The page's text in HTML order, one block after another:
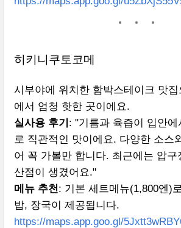
히키니쿠토코메
시부야에 위치한 함박스테이크 맛
에서 엄청 핫한 곳이에요.
실사용 후기 : "기름과 육즙이 입안
로 직관적인 맛이에요. 다양한 소스
어 꼭 가볼만 합니다. 최근에는 압구
산점이 생겼어요."
메뉴 추천: 기본 세트메뉴(1,800엔)
밥, 장국이 제공됩니다.
https://maps.app.goo.gl/